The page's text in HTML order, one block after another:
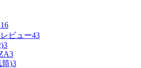
16
ビュー43
3
3
筒)3